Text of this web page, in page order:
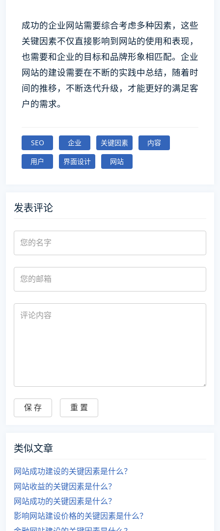
成功的企业网站需要综合考虑多种因素，这些
关键因素不仅直接影响到网站的使用和表现，
也需要和企业的目标和品牌形象相匹配。企业
网站的建设需要在不断的实践中总结，随着时
间的推移，不断迭代升级，才能更好的满足客
户的需求。
SEO 企业 关键因素
内容
用户
界面设计 网站
发表评论
类似文章
网站成功建设的关键因素是什么？
网站收益的关键因素是什么？
网站成功的关键因素是什么？
影响网站建设价格的关键因素是什么？